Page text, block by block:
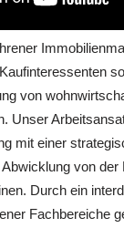
von
Unser
mit einer
von der
Durch ein
Fachbereiche